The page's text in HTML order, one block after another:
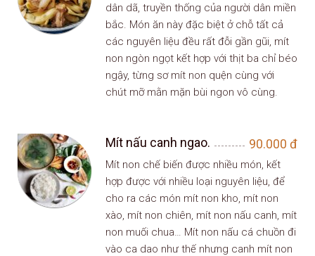
dân dã, truyền thống của người dân miền
bắc. Món ăn này đặc biệt ở chỗ tất cả
các nguyên liệu đều rất đỗi gần gũi, mít
non ngòn ngọt kết hợp với thịt ba chỉ béo
ngậy, từng sơ mít non quện cùng với
chút mỡ mằn mặn bùi ngon vô cùng.
90.000 đ
Mít nấu canh ngao.
Mít non chế biến được nhiều món, kết
hợp được với nhiều loại nguyên liệu, để
cho ra các món mít non kho, mít non
xào, mít non chiên, mít non nấu canh, mít
non muối chua… Mít non nấu cá chuồn đi
vào ca dao như thế nhưng canh mít non